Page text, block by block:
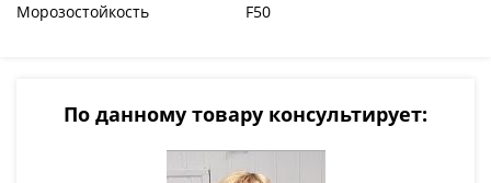
Морозостойкость
F50
По данному товару консультирует: